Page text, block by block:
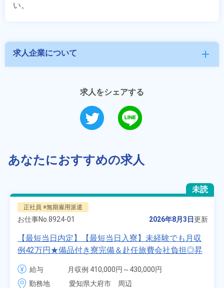
求人企業について add
求人をシェアする
あなたにおすすめの求人
未読
正社員 ※無期雇用派遣
お仕事No. 8924-01 2026年8月3日更新
【最短当日内定】【最短当日入寮】未経験でも月収
例42万円★備品付き寮完備＆赴任旅費会社負担◎昇
給・業績賞与あり！組立や塗装など自動車製造の各
種作業！《愛知県大府市》
給与
月収例 410,000円～430,000円
月給 277,000円～277,000円
勤務地
愛知県大府市　周辺